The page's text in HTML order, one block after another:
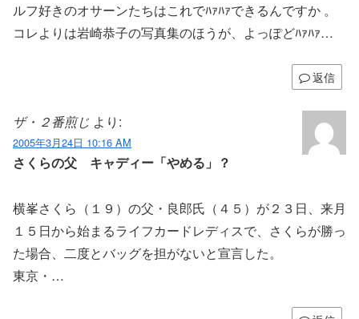
ルフ好きのオサーンたちはこれでﾊｧﾊｧできるんですか 。
コレよりは岩崎恭子の写真集のほうが、よっぽどﾊｧﾊｧ…
返信
ザ・２番煎じ より:
2005年3月24日 10:16 AM
さくらの父 キャディー「やめる」？
横峯さくら（１９）の父・良郎氏（４５）が２３日、来月
１５日から始まるライフカードレディスで、さくらが勝っ
た場合、二度とバッグを担がないと宣言した。
東京・…